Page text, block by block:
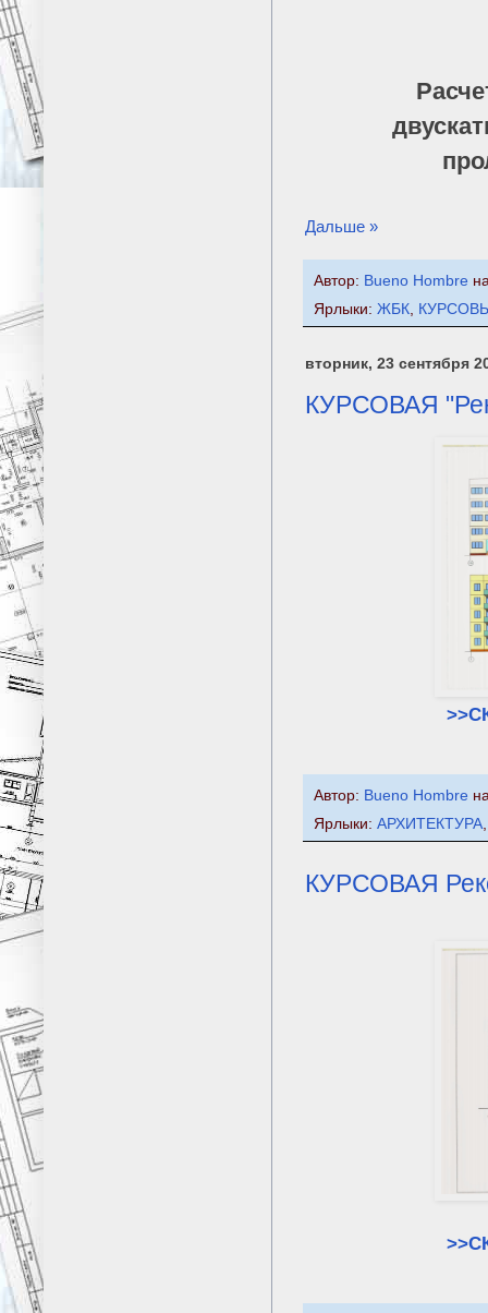
Дальше »
Автор: Bueno Hombre
Ярлыки: ЖБК,
вторник, 23 сентября
КУРСОВАЯ
Автор: Bueno Hombre
Ярлыки: АРХИТЕКТУРА
КУРСОВАЯ